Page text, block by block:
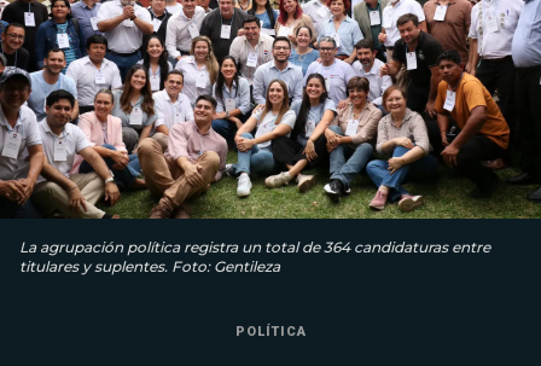
La agrupación política registra un total de 364 candidaturas entre
titulares y suplentes. Foto: Gentileza
POLÍTICA